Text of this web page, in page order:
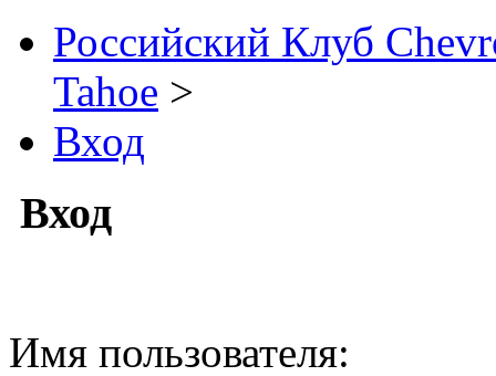
Российский Клуб
Tahoe >
Вход
Вход
Имя пользователя: